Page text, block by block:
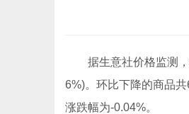
据生意社价格监测，
6%)。环比下降的商品
涨跌幅为-0.04%。